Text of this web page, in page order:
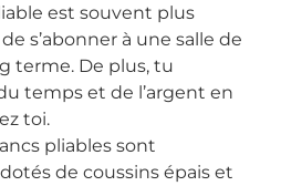
est souvent plus
s’abonner à une salle de
terme. De plus, tu
temps et de l’argent en
toi.
pliables sont
de coussins épais et